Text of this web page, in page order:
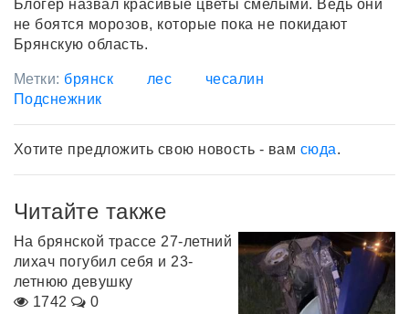
Блогер назвал красивые цветы смелыми. Ведь они
не боятся морозов, которые пока не покидают
Брянскую область.
Метки: брянск лес
чесалин
Подснежник
Хотите предложить свою новость - вам сюда.
Читайте также
На брянской трассе 27-летний
лихач погубил себя и 23-
летнюю девушку
1742
0